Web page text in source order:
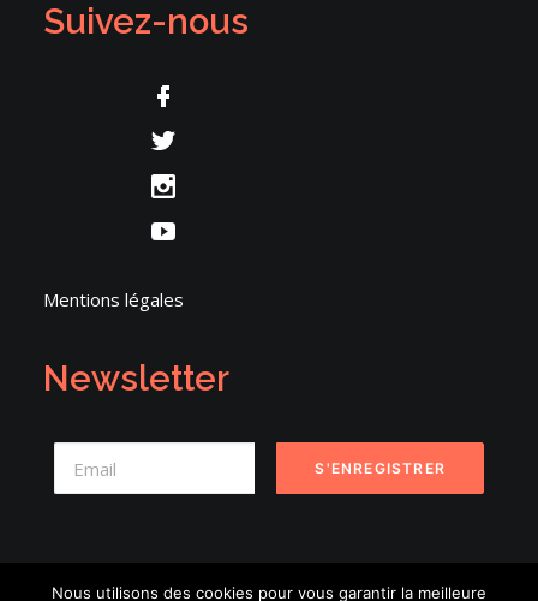
Suivez-nous
Mentions légales
Newsletter
Nous utilisons des cookies pour vous garantir la meilleure